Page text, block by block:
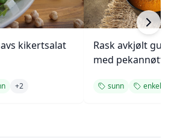
kikertsalat
+2
Rask avkjølt
med pekannøtter
sunn enkel